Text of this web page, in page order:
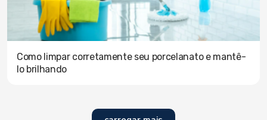
Como limpar corretamente seu porcelanato e mantê-
lo brilhando